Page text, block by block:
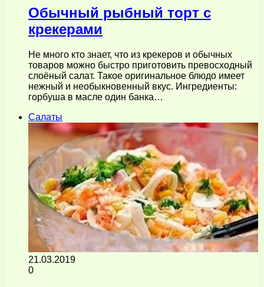
Обычный рыбный торт с
крекерами
Не много кто знает, что из крекеров и обычных
товаров можно быстро приготовить превосходный
слоёный салат. Такое оригинальное блюдо имеет
нежный и необыкновенный вкус. Ингредиенты:
горбуша в масле один банка…
Салаты
21.03.2019
0